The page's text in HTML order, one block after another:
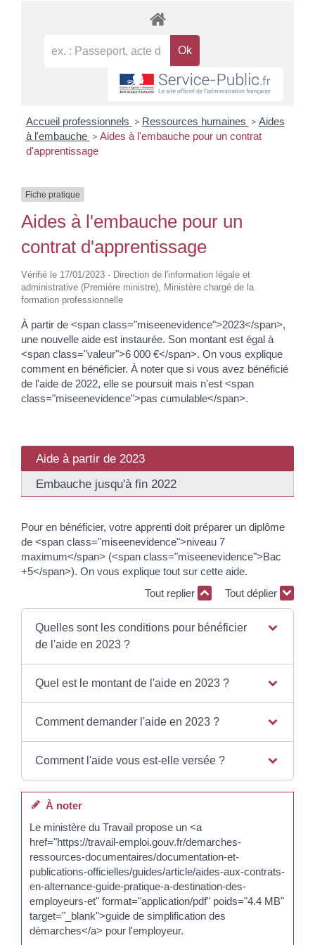
Accueil professionnels > Ressources humaines > Aides
à l'embauche > Aides à l'embauche pour un contrat
d'apprentissage
Fiche pratique
Aides à l'embauche pour un
contrat d'apprentissage
Vérifié le 17/01/2023 - Direction de l'information légale et
administrative (Première ministre), Ministère chargé de la
formation professionnelle
À partir de <span class="miseenevidence">2023</span>,
une nouvelle aide est instaurée. Son montant est égal à
<span class="valeur">6 000 €</span>. On vous explique
comment en bénéficier. À noter que si vous avez bénéficié
de l'aide de 2022, elle se poursuit mais n'est <span
class="miseenevidence">pas cumulable</span>.
Aide à partir de 2023
Embauche jusqu'à fin 2022
Pour en bénéficier, votre apprenti doit préparer un diplôme
de <span class="miseenevidence">niveau 7
maximum</span> (<span class="miseenevidence">Bac
+5</span>). On vous explique tout sur cette aide.
Tout replier
Tout déplier
Quelles sont les conditions pour bénéficier
de l'aide en 2023 ?
Quel est le montant de l'aide en 2023 ?
Comment demander l'aide en 2023 ?
Comment l'aide vous est-elle versée ?
À noter
Le ministère du Travail propose un <a
href="https://travail-emploi.gouv.fr/demarches-
ressources-documentaires/documentation-et-
publications-officielles/guides/article/aides-aux-contrats-
en-alternance-guide-pratique-a-destination-des-
employeurs-et" format="application/pdf" poids="4.4 MB"
target="_blank">guide de simplification des
démarches</a> pour l'employeur.